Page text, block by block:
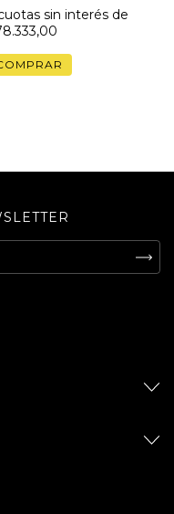
sin interés de